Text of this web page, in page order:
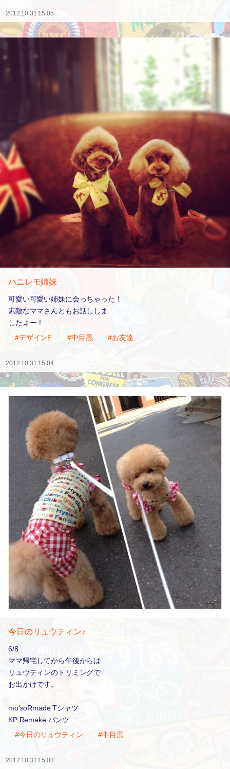
2012.10.31 15:05
ハニレモ姉妹
可愛い可愛い姉妹に会っちゃった！
素敵なママさんともお話ししま
したよー！
#デザインF
#中目黒 #お友達
2012.10.31 15:04
今日のリュウティン♪
6/8
ママ帰宅してから午後からは
リュウティンのトリミングで
お出かけです。
mo'soRmade Tシャツ
KP Remake パンツ
#今日のリュウティン
#中目黒
2012.10.31 15:03